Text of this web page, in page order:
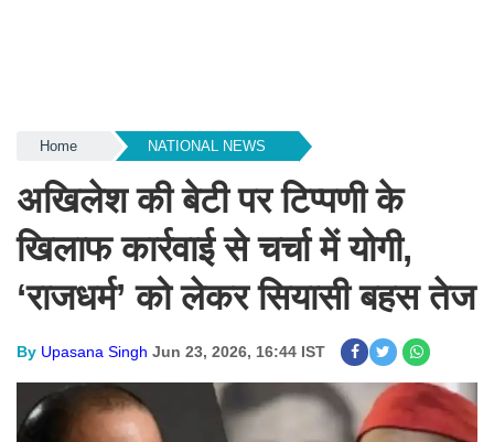
Home NATIONAL NEWS
अखिलेश की बेटी पर टिप्पणी के
खिलाफ कार्रवाई से चर्चा में योगी,
‘राजधर्म’ को लेकर सियासी बहस तेज
By Upasana Singh Jun 23, 2026, 16:44 IST